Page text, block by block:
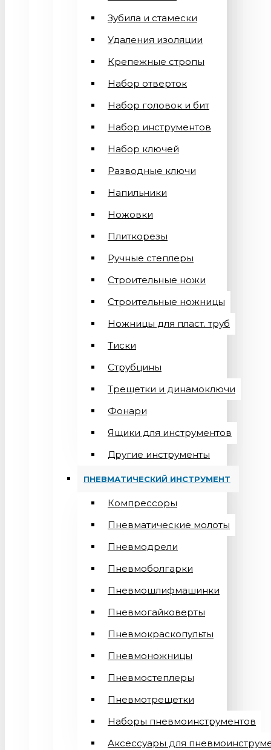
Зубила и стамески
Удаления изоляции
Крепежные стропы
Набор отверток
Набор головок и бит
Набор инструментов
Набор ключей
Разводные ключи
Напильники
Ножовки
Плиткорезы
Ручные степлеры
Строительные ножи
Строительные ножницы
Ножницы для пласт. труб
Тиски
Струбцины
Трещетки и динамоключи
Фонари
Ящики для инструментов
Другие инструменты
ПНЕВМАТИЧЕСКИЙ ИНСТРУМЕНТ
Компрессоры
Пневматические молоты
Пневмодрели
Пневмоболгарки
Пневмошлифмашинки
Пневмогайковерты
Пневмокраскопульты
Пневмоножницы
Пневмостеплеры
Пневмотрещетки
Наборы пневмоинструментов
Аксессуары для